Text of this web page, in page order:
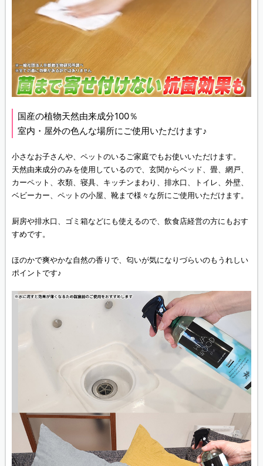
国産の植物天然由来成分100％
室内・屋外の色んな場所にご使用いただけます♪
小さなお子さんや、ペットのいるご家庭でもお使いいただけます。
天然由来成分のみを使用しているので、玄関からベッド、畳、網戸、
カーペット、衣類、寝具、キッチンまわり、排水口、トイレ、外壁、
ベビーカー、ペットの小屋、靴まで様々な所にご使用いただけます。
厨房や排水口、ゴミ箱などにも使えるので、飲食店経営の方にもおす
すめです。
ほのかで爽やかな自然の香りで、匂いが気になりづらいのもうれしい
ポイントです♪